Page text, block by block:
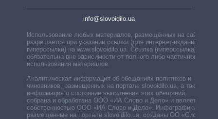
info@slovoidilo.ua
Использование любых материалов, размещённых на сайте,
разрешается при указании ссылки (для интернет-изданий —
гиперссылки) на www.slovoidilo.ua. Ссылка (гиперссылка)
обязательна вне зависимости от полного либо частичного
использования материалов.
Аналитическая информация об обещаниях политиков и
чиновников, размещенных на портале slovoidilo.ua, а также
информация о состоянии выполнения этих обещаний,
собрана и обработана ООО «ИА Слово и Дело» и является
собственностью ООО «ИА Слово и Дело». Инфографики,
размещенные на портале slovoidilo.ua, созданы ОО «Система